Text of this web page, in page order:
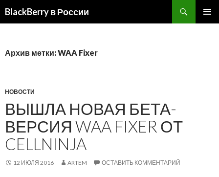
BlackBerry в России
Архив метки: WAA Fixer
НОВОСТИ
ВЫШЛА НОВАЯ БЕТА-
ВЕРСИЯ WAA FIXER ОТ
CELLNINJA
12 ИЮЛЯ 2016 ARTEM ОСТАВИТЬ КОММЕНТАРИЙ